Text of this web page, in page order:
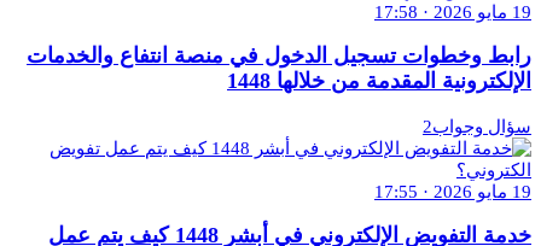
19 مايو 2026 · 17:58
رابط وخطوات تسجيل الدخول في منصة انتفاع والخدمات
الإلكترونية المقدمة من خلالها 1448
سؤال وجواب2
19 مايو 2026 · 17:55
خدمة التفويض الإلكتروني في أبشر 1448 كيف يتم عمل